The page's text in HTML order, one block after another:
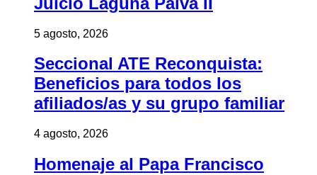
5 agosto, 2026
Seccional ATE Reconquista:
Beneficios para todos los
afiliados/as y su grupo familiar
4 agosto, 2026
Homenaje al Papa Francisco